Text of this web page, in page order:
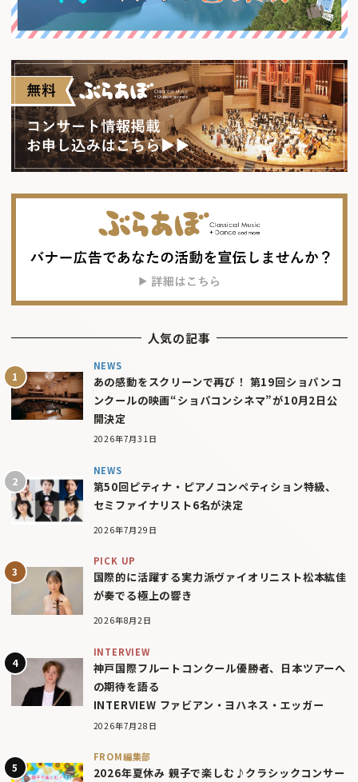
人気の記事
NEWS
あの感動をスクリーンで再び！ 第19回ショパンコ
ンクールの映画“ショパコンシネマ”が10月2日公
開決定
2026年7月31日
NEWS
第50回ピティナ・ピアノコンペティション特級、
セミファイナリスト6名が決定
2026年7月29日
PICK UP
国際的に活躍する実力派ヴァイオリニスト松本紘佳
が奏でる極上の響き
2026年8月2日
INTERVIEW
神戸国際フルートコンクール優勝者、日本ツアーへ
の期待を語る
INTERVIEW ファビアン・ヨハネス・エッガー
2026年7月28日
FROM編集部
2026年夏休み 親子で楽しむ♪クラシックコンサー